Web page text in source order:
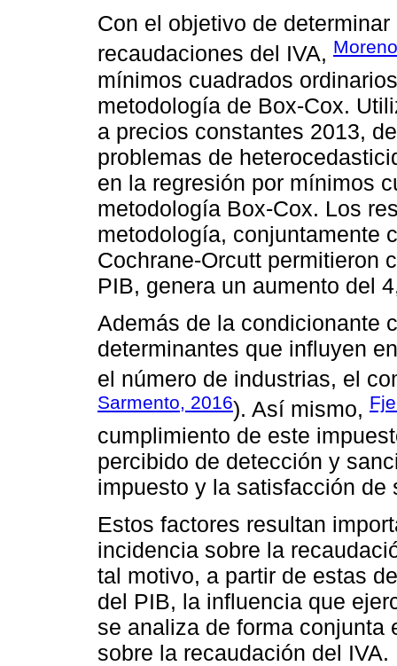
Con el objetivo de
recaudaciones del IVA,
mínimos cuadrados
metodología de Box-Cox.
a precios constantes 2013,
problemas de
en la regresión por mínimos
metodología Box-Cox. Los
metodología, conjuntamente
Cochrane-Orcutt permitieron
PIB, genera un aumento del
Además de la condicionante
determinantes que influyen
el número de industrias, el
Sarmento, 2016). Así mismo,
cumplimiento de este
percibido de detección y
impuesto y la satisfacción de
Estos factores resultan
incidencia sobre la
tal motivo, a partir de estas
del PIB, la influencia que
se analiza de forma
sobre la recaudación del IVA.